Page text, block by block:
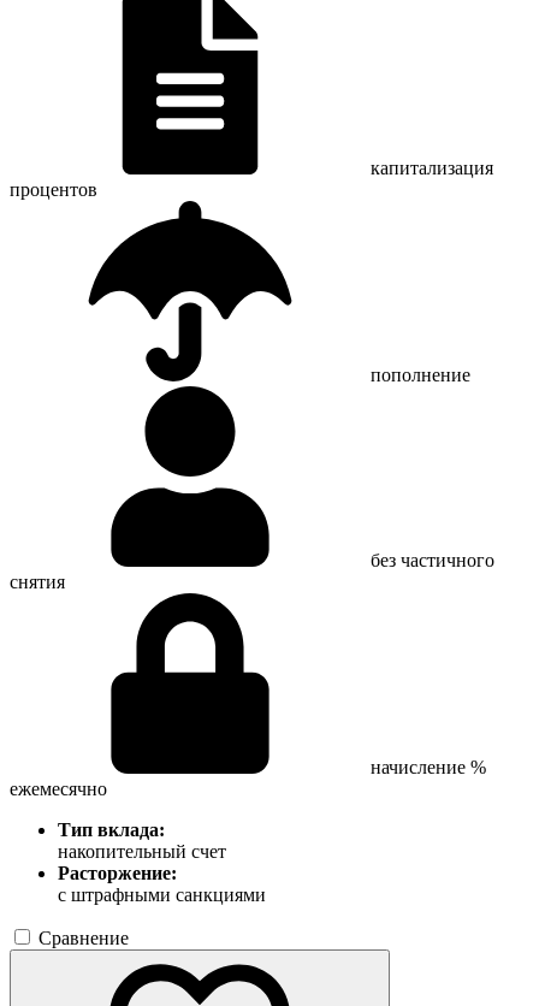
капитализация
процентов
пополнение
без частичного
снятия
начисление %
ежемесячно
Тип вклада:
накопительный счет
Расторжение:
с штрафными санкциями
Сравнение